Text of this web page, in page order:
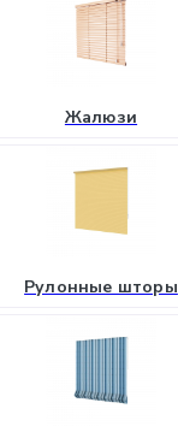
Жалюзи
Рулонные шторы